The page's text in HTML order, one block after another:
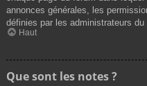
annonces générales, les
définies par les administrateurs du
Haut
Que sont les notes ?